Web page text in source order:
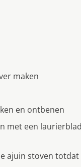
maken
en ontbenen
met een
ajuin stoven totdat